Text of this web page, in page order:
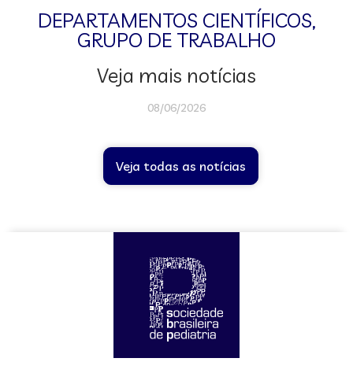
DEPARTAMENTOS CIENTÍFICOS,
GRUPO DE TRABALHO
Veja mais notícias
08/06/2026
Veja todas as notícias